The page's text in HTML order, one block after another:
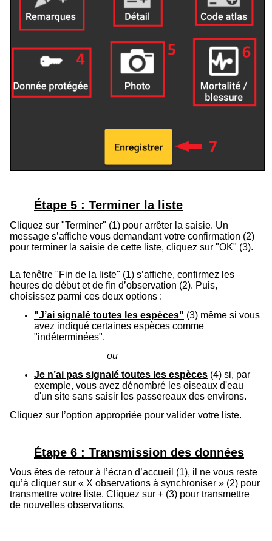
Étape 5 : Terminer la liste
Cliquez sur "Terminer" (1) pour arrêter la saisie. Un
message s’affiche vous demandant votre confirmation (2)
pour terminer la saisie de cette liste, cliquez sur "OK" (3).
La fenêtre "Fin de la liste" (1) s’affiche, confirmez les
heures de début et de fin d’observation (2). Puis,
choisissez parmi ces deux options :
"J’ai signalé toutes les espèces" (3) même si vous
avez indiqué certaines espèces comme
"indéterminées".
ou
Je n’ai pas signalé toutes les espèces (4) si, par
exemple, vous avez dénombré les oiseaux d'eau
d'un site sans saisir les passereaux des environs.
Cliquez sur l’option appropriée pour valider votre liste.
Étape 6 : Transmission des données
Vous êtes de retour à l’écran d’accueil (1), il ne vous reste
qu’à cliquer sur « X observations à synchroniser » (2) pour
transmettre votre liste. Cliquez sur + (3) pour transmettre
de nouvelles observations.